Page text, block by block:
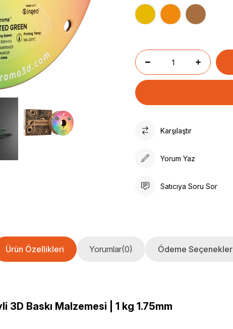
Karşılaştır
Yorum Yaz
Satıcıya Soru Sor
Ürün Özellikleri Yorumlar(0) Ödeme
Baskı Malzemesi | 1 kg 1.75mm